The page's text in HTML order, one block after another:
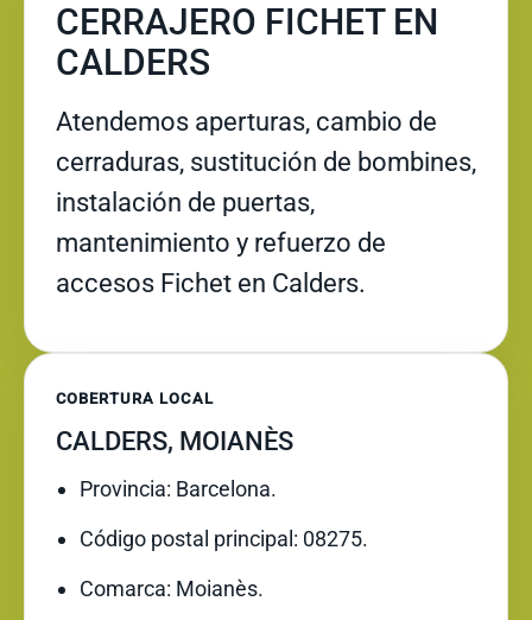
CERRAJERO FICHET EN
CALDERS
Atendemos aperturas, cambio de
cerraduras, sustitución de bombines,
instalación de puertas,
mantenimiento y refuerzo de
accesos Fichet en Calders.
COBERTURA LOCAL
CALDERS, MOIANÈS
Provincia: Barcelona.
Código postal principal: 08275.
Comarca: Moianès.